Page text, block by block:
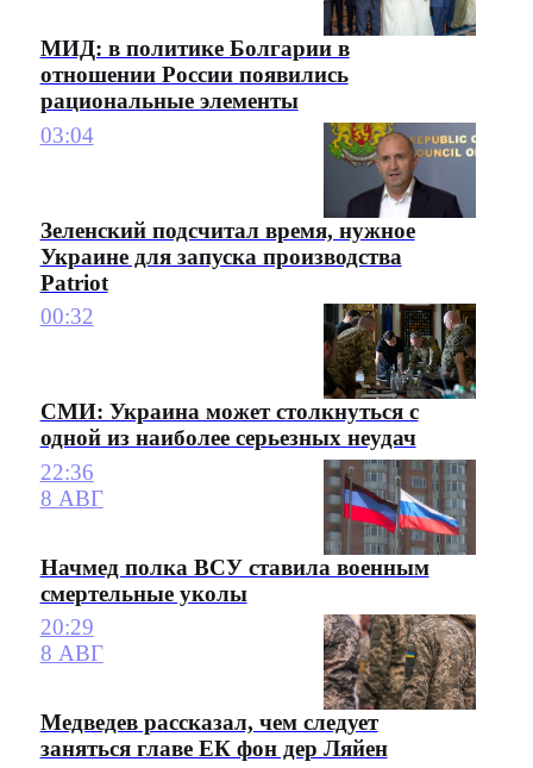
МИД: в политике Болгарии в
отношении России появились
рациональные элементы
03:04
Зеленский подсчитал время, нужное
Украине для запуска производства
Patriot
00:32
СМИ: Украина может столкнуться с
одной из наиболее серьезных неудач
22:36
8 АВГ
Начмед полка ВСУ ставила военным
смертельные уколы
20:29
8 АВГ
Медведев рассказал, чем следует
заняться главе ЕК фон дер Ляйен